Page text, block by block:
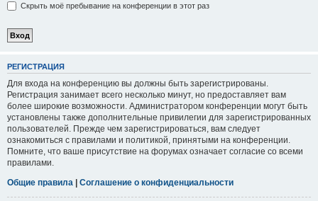
Скрыть моё пребывание на конференции в этот раз
РЕГИСТРАЦИЯ
Для входа на конференцию вы должны быть зарегистрированы.
Регистрация занимает всего несколько минут, но предоставляет вам
более широкие возможности. Администратором конференции могут быть
установлены также дополнительные привилегии для зарегистрированных
пользователей. Прежде чем зарегистрироваться, вам следует
ознакомиться с правилами и политикой, принятыми на конференции.
Помните, что ваше присутствие на форумах означает согласие со всеми
правилами.
Общие правила | Соглашение о конфиденциальности